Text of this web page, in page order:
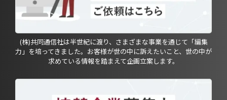
(株)共同通信社は半世紀に渡り、さまざまな事業を通じて「編集
力」を培ってきました。お客様が世の中に訴えたいこと、世の中が
求めている情報を踏まえて企画立案します。